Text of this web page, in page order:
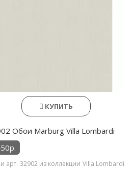
КУПИТЬ
Обои Marburg Villa Lombardi
арт. 32902 из коллекции Villa Lombardi